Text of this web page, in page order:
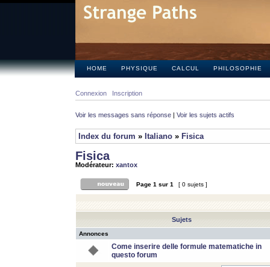
HOME PHYSIQUE CALCUL PHILOSOPHIE
Connexion Inscription
Voir les messages sans réponse | Voir les sujets actifs
Index du forum » Italiano » Fisica
Fisica
Modérateur: xantox
Page 1 sur 1 [ 0 sujets ]
Sujets
Annonces
Come inserire delle formule matematiche in
questo forum